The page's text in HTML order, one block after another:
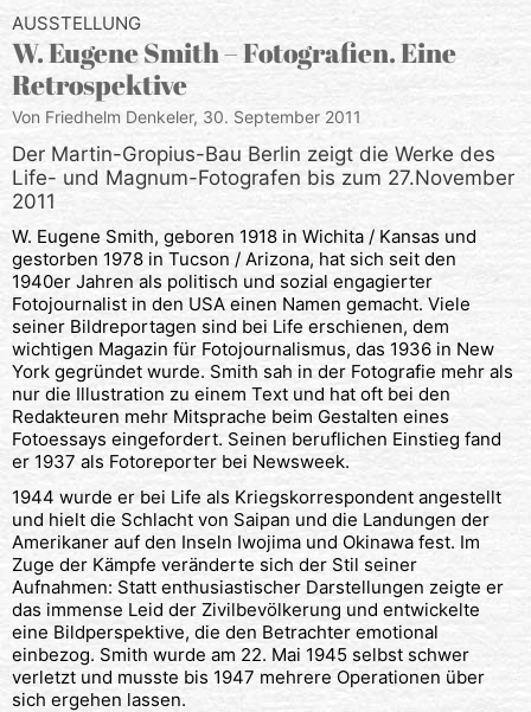
AUSSTELLUNG
W. Eugene Smith – Fotografien. Eine
Retrospektive
Von Friedhelm Denkeler, 30. September 2011
Der Martin-Gropius-Bau Berlin zeigt die Werke des
Life- und Magnum-Fotografen bis zum 27.November
2011
W. Eugene Smith, geboren 1918 in Wichita / Kansas und
gestorben 1978 in Tucson / Arizona, hat sich seit den
1940er Jahren als politisch und sozial engagierter
Fotojournalist in den USA einen Namen gemacht. Viele
seiner Bildreportagen sind bei Life erschienen, dem
wichtigen Magazin für Fotojournalismus, das 1936 in New
York gegründet wurde. Smith sah in der Fotografie mehr als
nur die Illustration zu einem Text und hat oft bei den
Redakteuren mehr Mitsprache beim Gestalten eines
Fotoessays eingefordert. Seinen beruflichen Einstieg fand
er 1937 als Fotoreporter bei Newsweek.
1944 wurde er bei Life als Kriegskorrespondent angestellt
und hielt die Schlacht von Saipan und die Landungen der
Amerikaner auf den Inseln Iwojima und Okinawa fest. Im
Zuge der Kämpfe veränderte sich der Stil seiner
Aufnahmen: Statt enthusiastischer Darstellungen zeigte er
das immense Leid der Zivilbevölkerung und entwickelte
eine Bildperspektive, die den Betrachter emotional
einbezog. Smith wurde am 22. Mai 1945 selbst schwer
verletzt und musste bis 1947 mehrere Operationen über
sich ergehen lassen.